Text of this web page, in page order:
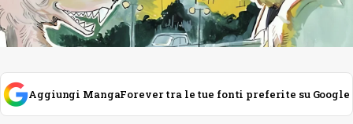
Aggiungi MangaForever tra le tue fonti preferite su Google